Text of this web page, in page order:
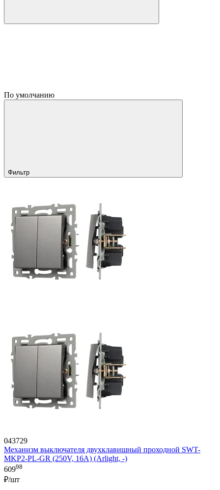
По умолчанию
Фильтр
043729
Механизм выключателя двухклавишный проходной SWT-
MKP2-PL-GR (250V, 16A) (Arlight, -)
60998
₽/шт